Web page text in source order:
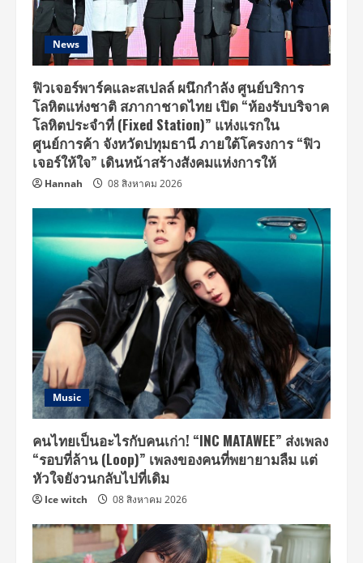
News
ฟิวเจอร์พาร์คและสเปลล์ ผนึกกำลัง ศูนย์บริการ
โลหิตแห่งชาติ สภากาชาดไทย เปิด “ห้องรับบริจาค
โลหิตประจำที่ (Fixed Station)” แห่งแรกใน
ศูนย์การค้า จังหวัดปทุมธานี ภายใต้โครงการ “ฟิว
เจอร์ให้ใจ” เดินหน้าสร้างสังคมแห่งการให้
Hannah 08 สิงหาคม 2026
Music
คนไทยเป็นอะไรกับคนเก่า! “INC MATAWEE” ส่งเพลง
“รอบที่ล้าน (Loop)” เพลงของคนที่พยายามลืม แต่
หัวใจยังวนกลับไปที่เดิม
Ice witch 08 สิงหาคม 2026